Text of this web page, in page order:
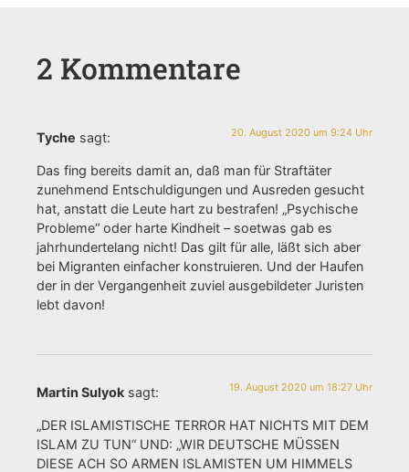
2 Kommentare
Tyche sagt: 20. August 2020 um 9:24 Uhr
Das fing bereits damit an, daß man für Straftäter
zunehmend Entschuldigungen und Ausreden gesucht
hat, anstatt die Leute hart zu bestrafen! „Psychische
Probleme“ oder harte Kindheit – soetwas gab es
jahrhundertelang nicht! Das gilt für alle, läßt sich aber
bei Migranten einfacher konstruieren. Und der Haufen
der in der Vergangenheit zuviel ausgebildeter Juristen
lebt davon!
Martin Sulyok sagt: 19. August 2020 um 18:27 Uhr
„DER ISLAMISTISCHE TERROR HAT NICHTS MIT DEM
ISLAM ZU TUN“ UND: „WIR DEUTSCHE MÜSSEN
DIESE ACH SO ARMEN ISLAMISTEN UM HIMMELS